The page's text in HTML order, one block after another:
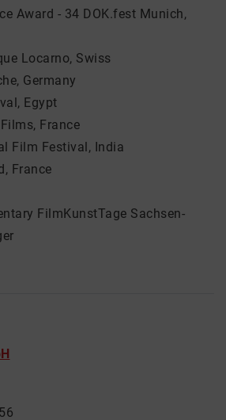
Award - 34 DOK.fest Munich,
Locarno, Swiss
Germany
Egypt
France
Film Festival, India
France
FilmKunstTage Sachsen-